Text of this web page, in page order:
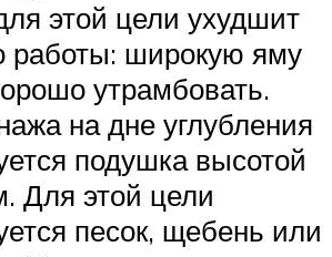
этой цели ухудшит
работы: широкую яму
утрамбовать.
на дне углубления
подушка высотой
Для этой цели
песок, щебень или